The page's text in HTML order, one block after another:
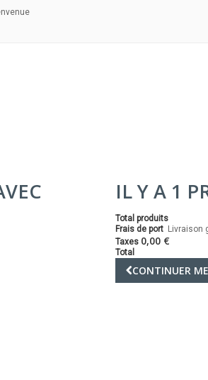
IL Y A 1
Total produits
Frais de port Livraison
Taxes 0,00 €
Total
CONTINUER